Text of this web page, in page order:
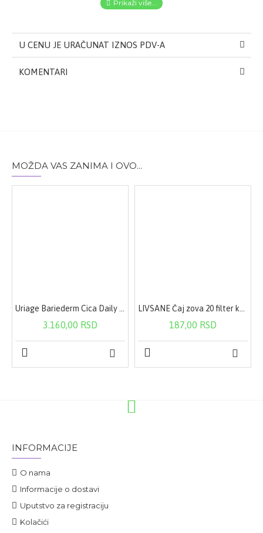
U CENU JE URAČUNAT IZNOS PDV-A
KOMENTARI
MOŽDA VAS ZANIMA I OVO...
3.160,00 RSD 187,00 RSD
INFORMACIJE
O nama
Informacije o dostavi
Uputstvo za registraciju
Kolačići